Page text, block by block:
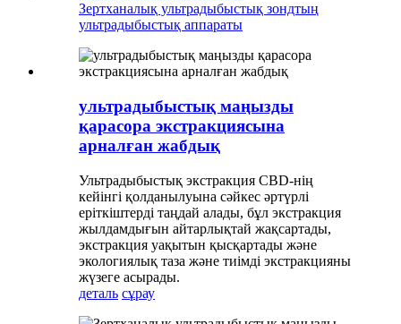
Зертханалық ультрадыбыстық зондтың
ультрадыбыстық аппараты
ультрадыбыстық маңызды
қарасора экстракциясына
арналған жабдық
Ультрадыбыстық экстракция CBD-нің
кейінгі қолданылуына сәйкес әртүрлі
еріткіштерді таңдай алады, бұл экстракция
жылдамдығын айтарлықтай жақсартады,
экстракция уақытын қысқартады және
экологиялық таза және тиімді экстракцияны
жүзеге асырады.
деталь сұрау